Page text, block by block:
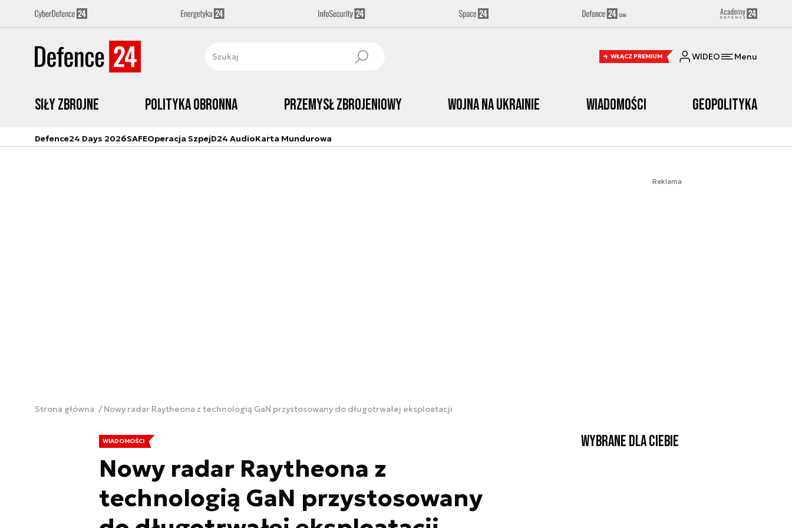
WŁĄCZ PREMIUM WIDEO Menu
Siły zbrojne Polityka obronna Przemysł Zbrojeniowy Wojna na Ukrainie Wiadomości Geopolityka
Defence24 Days 2026SAFEOperacja SzpejD24 AudioKarta Mundurowa
Reklama
Strona główna Nowy radar Raytheona z technologią GaN przystosowany do długotrwałej eksploatacji
WIADOMOŚCI
Nowy radar Raytheona z
technologią GaN przystosowany
Wybrane dla Ciebie